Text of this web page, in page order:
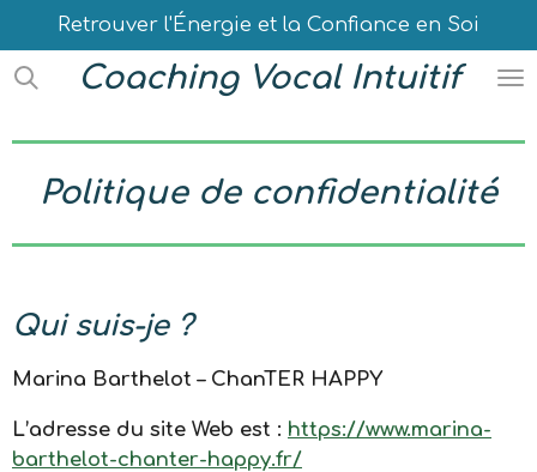
Passer
au
contenuCoaching Vocal Intuitif
Retrouver l'Énergie et la Confiance en Soi
Politique de confidentialité
Qui suis-je ?
Marina Barthelot – ChanTER HAPPY
L’adresse du site Web est : https://www.marina-
barthelot-chanter-happy.fr/